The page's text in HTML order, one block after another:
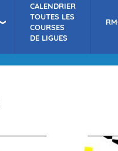
CALENDRIER
TOUTES LES
COURSES
DE LIGUES